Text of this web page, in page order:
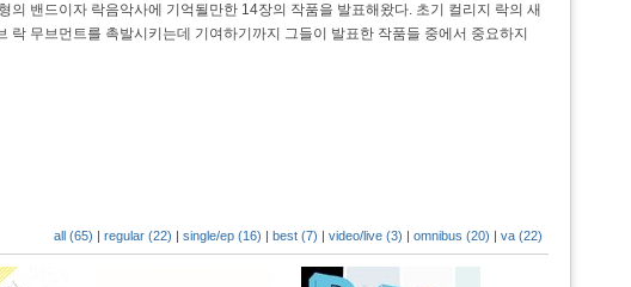
밴드이자 락음악사에 기억될만한 14장의 작품을 발표해왔다. 초기 컬리지 락의 새
무브먼트를 촉발시키는데 기여하기까지 그들이 발표한 작품들 중에서 중요하지
all (65) | regular (22) | single/ep (16) | best (7) | video/live (3) | omnibus (20) | va (22)